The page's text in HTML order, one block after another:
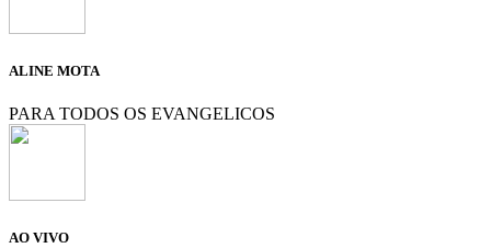
ALINE MOTA
PARA TODOS OS EVANGELICOS
AO VIVO